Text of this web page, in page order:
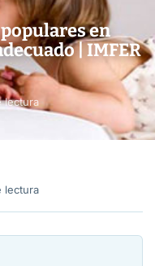
en
| IMFER
lectura
lectura